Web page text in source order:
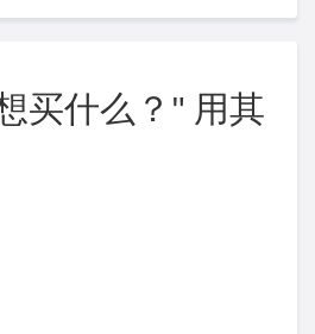
买什么？" 用其